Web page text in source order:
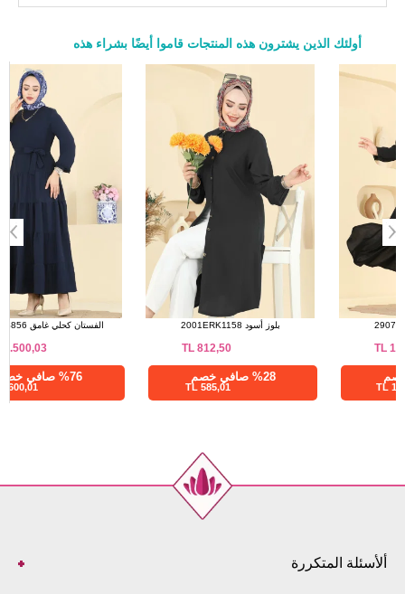
50
126
132
أولئك الذين يشترون هذه المنتجات قاموا أيضًا بشراء هذه
a>
ألأسئلة المتكررة